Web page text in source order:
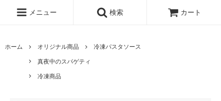
メニュー 検索 カート
ホーム オリジナル商品
冷凍パスタソース
真夜中のスパゲティ
冷凍商品